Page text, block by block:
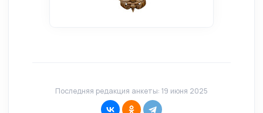
Последняя редакция анкеты: 19 июня 2025